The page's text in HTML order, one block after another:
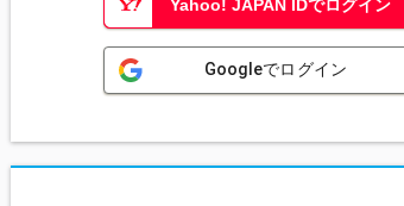
Yahoo! JAPAN IDでログイン
Googleでログイン